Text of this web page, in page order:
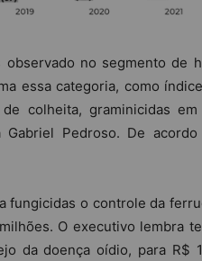
no segmento de
essa categoria, como
colheita, graminicidas
Gabriel Pedroso. De
fungicidas o controle da
O executivo lembra
da doença oídio, para R$